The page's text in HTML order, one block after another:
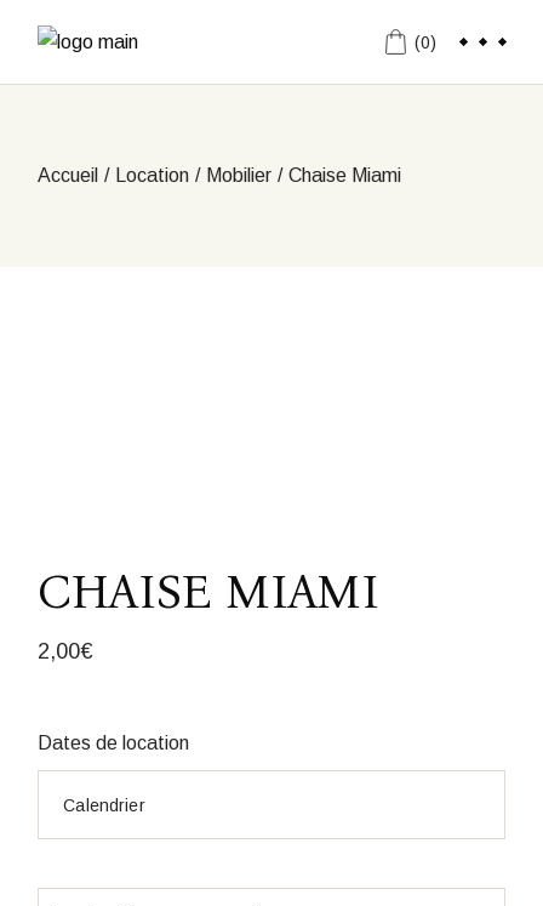
contenu
(0)
Accueil Location Mobilier Chaise Miami
CHAISE MIAMI
2,00€
Dates de location